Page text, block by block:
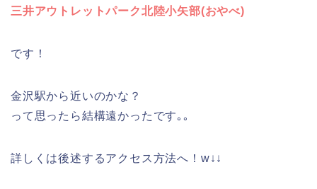
三井アウトレットパーク北陸小矢部(おやべ)
です！
金沢駅から近いのかな？
って思ったら結構遠かったです｡｡
詳しくは後述するアクセス方法へ！w↓↓